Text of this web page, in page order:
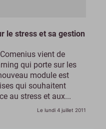
le stress et sa gestion
vient de
qui porte sur les
module est
qui souhaitent
au stress et aux...
Le lundi 4 juillet 2011